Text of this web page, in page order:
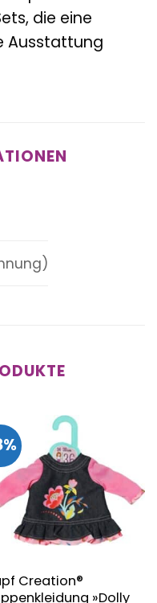
die eine
Ausstattung
Creation®
»Dolly